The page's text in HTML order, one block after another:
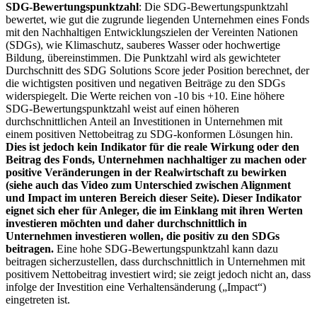
SDG-Bewertungspunktzahl: Die SDG-Bewertungspunktzahl
bewertet, wie gut die zugrunde liegenden Unternehmen eines Fonds
mit den Nachhaltigen Entwicklungszielen der Vereinten Nationen
(SDGs), wie Klimaschutz, sauberes Wasser oder hochwertige
Bildung, übereinstimmen. Die Punktzahl wird als gewichteter
Durchschnitt des SDG Solutions Score jeder Position berechnet, der
die wichtigsten positiven und negativen Beiträge zu den SDGs
widerspiegelt. Die Werte reichen von -10 bis +10. Eine höhere
SDG-Bewertungspunktzahl weist auf einen höheren
durchschnittlichen Anteil an Investitionen in Unternehmen mit
einem positiven Nettobeitrag zu SDG-konformen Lösungen hin.
Dies ist jedoch kein Indikator für die reale Wirkung oder den
Beitrag des Fonds, Unternehmen nachhaltiger zu machen oder
positive Veränderungen in der Realwirtschaft zu bewirken
(siehe auch das Video zum Unterschied zwischen Alignment
und Impact im unteren Bereich dieser Seite). Dieser Indikator
eignet sich eher für Anleger, die im Einklang mit ihren Werten
investieren möchten und daher durchschnittlich in
Unternehmen investieren wollen, die positiv zu den SDGs
beitragen. Eine hohe SDG-Bewertungspunktzahl kann dazu
beitragen sicherzustellen, dass durchschnittlich in Unternehmen mit
positivem Nettobeitrag investiert wird; sie zeigt jedoch nicht an, dass
infolge der Investition eine Verhaltensänderung („Impact“)
eingetreten ist.